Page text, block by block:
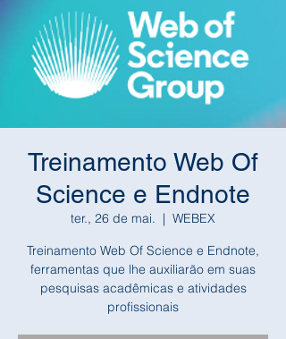
Treinamento Web Of
Science e Endnote
ter., 26 de mai.
  |
WEBEX
Treinamento Web Of Science e Endnote,
ferramentas que lhe auxiliarão em suas
pesquisas acadêmicas e atividades
profissionais